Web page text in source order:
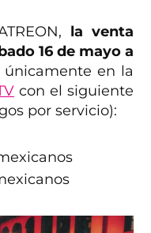
la venta
16 de mayo a
únicamente en la
con el siguiente
por servicio):